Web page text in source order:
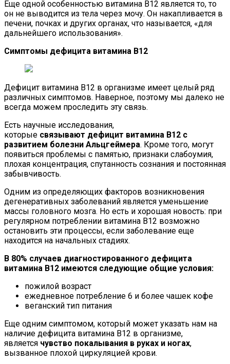
Еще одной особенностью витамина В12 является то, то
он не выводится из тела через мочу. Он накапливается в
печени, почках и других органах, что называется, «для
дальнейшего использования».
Симптомы дефицита витамина B12
Дефицит витамина В12 в организме имеет целый ряд
различных симптомов. Наверное, поэтому мы далеко не
всегда можем проследить эту связь.
Есть научные исследования,
которые связывают дефицит витамина B12 с
развитием болезни Альцгеймера. Кроме того, могут
появиться проблемы с памятью, признаки слабоумия,
плохая концентрация, спутанность сознания и постоянная
забывчивость.
Одним из определяющих факторов возникновения
дегенеративных заболеваний является уменьшение
массы головного мозга. Но есть и хорошая новость: при
регулярном потреблении витамина В12 возможно
остановить эти процессы, если заболевание еще
находится на начальных стадиях.
В 80% случаев диагностированного дефицита
витамина В12 имеются следующие общие условия:
пожилой возраст
ежедневное потребление 6 и более чашек кофе
веганский тип питания
Еще одним симптомом, который может указать нам на
наличие дефицита витамина В12 в организме,
является чувство покалывания в руках и ногах,
вызванное плохой циркуляцией крови.